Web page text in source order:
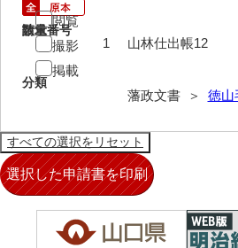
徳山藩改易騒動集大成
刑余録
御尋口上書取
請求番号
山林仕出帳12
分類
藩政文書 ＞ 徳山
数量
1
閲覧
撮影
掲載